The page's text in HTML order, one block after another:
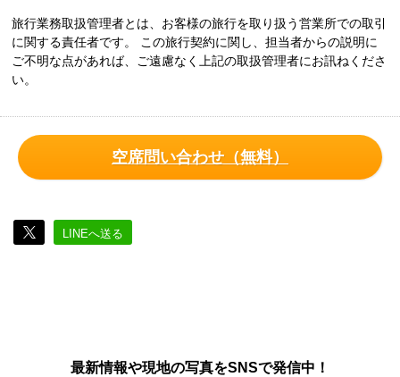
旅行業務取扱管理者とは、お客様の旅行を取り扱う営業所での取引
に関する責任者です。 この旅行契約に関し、担当者からの説明に
ご不明な点があれば、ご遠慮なく上記の取扱管理者にお訊ねくださ
い。
空席問い合わせ（無料）
LINEへ送る
最新情報や現地の写真をSNSで発信中！